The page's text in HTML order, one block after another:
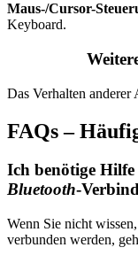
Maus-/Cursor-
Keyboard.
Das Verhalten anderer
FAQs –
Ich benötige
Bluetooth-
Wenn Sie nicht
verbunden werden,